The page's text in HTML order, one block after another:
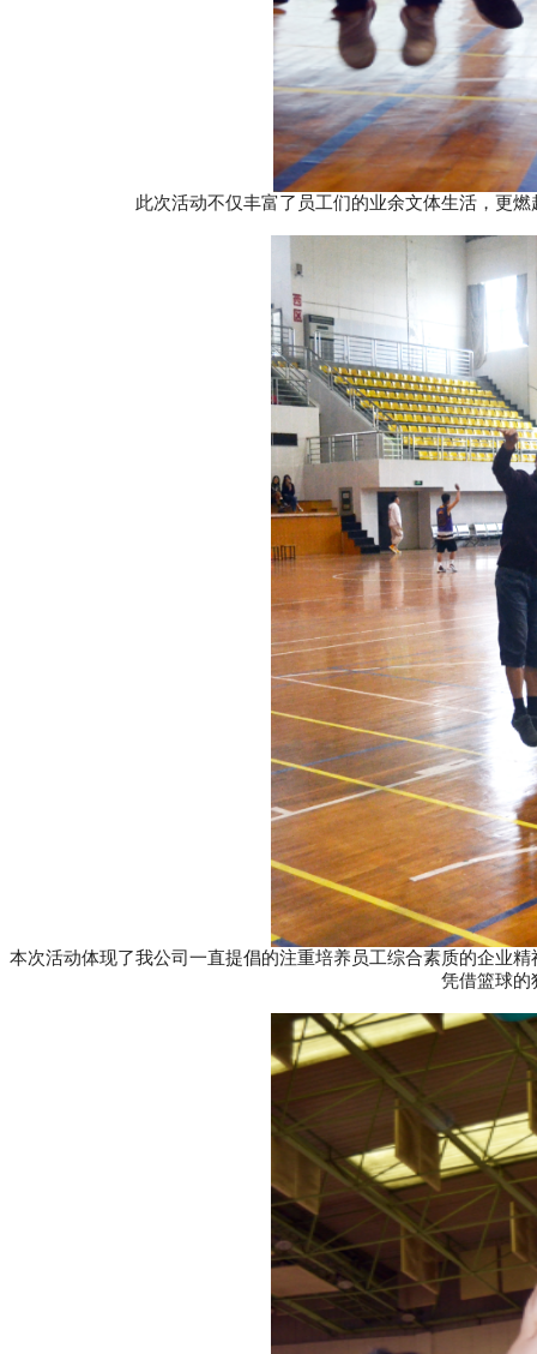
此次活动不仅丰富了员工们的业余文体生活，更
本次活动体现了我公司一直提倡的注重培养员工综合素质的企业
凭借篮球的